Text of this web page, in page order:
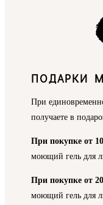
ПОДАРКИ
При
получаете в
При покупке от
моющий гель для
При покупке от
моющий гель для